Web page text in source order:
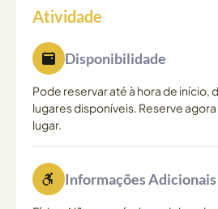
Atividade
Disponibilidade
Pode reservar até à hora de início,
lugares disponíveis. Reserve
lugar.
Informações Adicionais